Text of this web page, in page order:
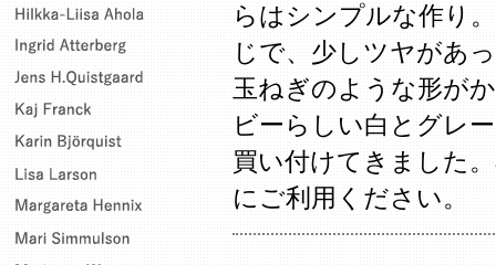
らはシンプルな作り
じで、少しツヤがあ
玉ねぎのような形が
ビーらしい白とグレ
買い付けてきました
にご利用ください。